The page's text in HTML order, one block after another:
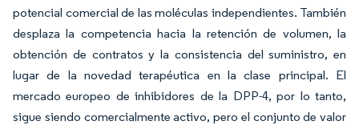
potencial comercial de las moléculas independientes. También
desplaza la competencia hacia la retención de volumen, la
obtención de contratos y la consistencia del suministro, en
lugar de la novedad terapéutica en la clase principal. El
mercado europeo de inhibidores de la DPP-4, por lo tanto,
sigue siendo comercialmente activo, pero el conjunto de valor